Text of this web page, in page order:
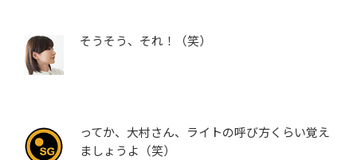
そうそう、それ！（笑）
ってか、大村さん、ライトの呼び方くらい覚え
ましょうよ（笑）